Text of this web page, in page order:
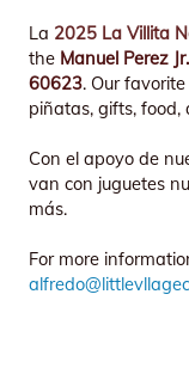
La 2025 La Villita
the Manuel Perez
60623. Our
piñatas, gifts,
Con el apoyo de
van con juguetes
más.
For more